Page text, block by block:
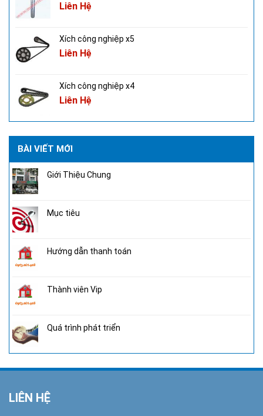
Liên Hệ
Xích công nghiệp x5
Liên Hệ
Xích công nghiệp x4
Liên Hệ
BÀI VIẾT MỚI
Giới Thiệu Chung
Mục tiêu
Hướng dẫn thanh toán
Thành viên Vip
Quá trình phát triển
LIÊN HỆ